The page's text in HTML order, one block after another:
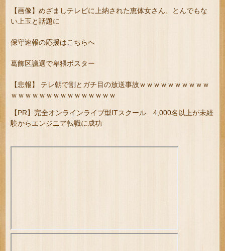
【画像】めざましテレビに上納された恵体女さん、とんでもな
い上玉と話題に
保守速報の応援はこちらへ
葛飾区議選で卑猥ポスター
【悲報】 テレ朝で割とガチ目の放送事故ｗｗｗｗｗｗｗｗｗｗ
ｗｗｗｗｗｗｗｗｗｗｗｗｗｗｗ
【PR】完全オンラインライブ型ITスクール 4,000名以上が未経
験からエンジニア転職に成功